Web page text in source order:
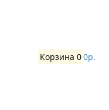
Корзина 00р.